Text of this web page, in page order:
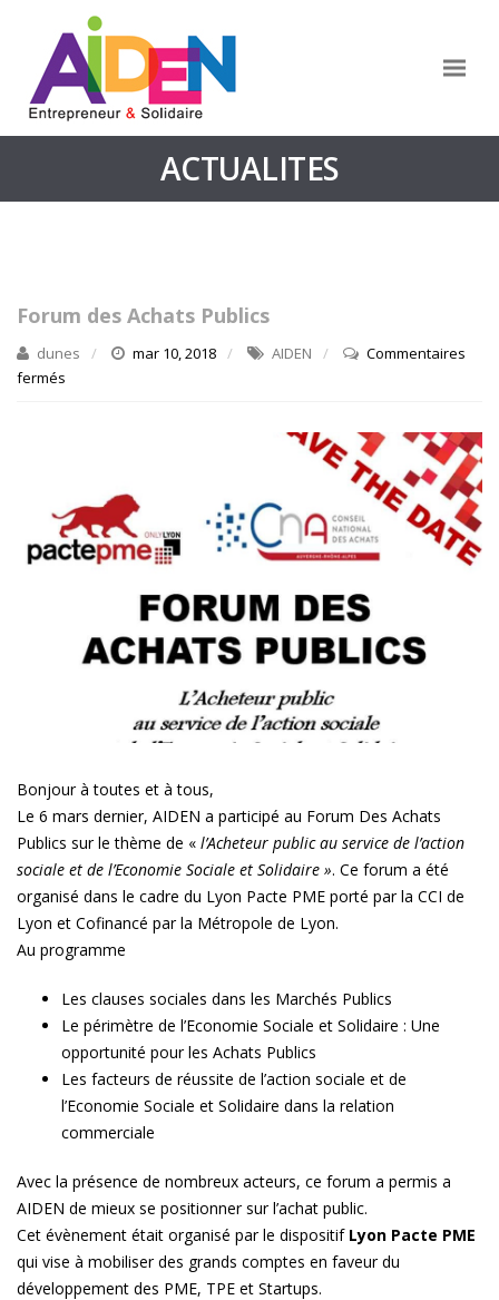
ACTUALITES
Forum des Achats Publics
dunes mar 10, 2018 AIDEN
Commentaires
fermés
Bonjour à toutes et à tous,
Le 6 mars dernier, AIDEN a participé au Forum Des Achats
Publics sur le thème de « l’Acheteur public au service de l’action
sociale et de l’Economie Sociale et Solidaire ». Ce forum a été
organisé dans le cadre du Lyon Pacte PME porté par la CCI de
Lyon et Cofinancé par la Métropole de Lyon.
Au programme
Les clauses sociales dans les Marchés Publics
Le périmètre de l’Economie Sociale et Solidaire : Une
opportunité pour les Achats Publics
Les facteurs de réussite de l’action sociale et de
l’Economie Sociale et Solidaire dans la relation
commerciale
Avec la présence de nombreux acteurs, ce forum a permis a
AIDEN de mieux se positionner sur l’achat public.
Cet évènement était organisé par le dispositif Lyon Pacte PME
qui vise à mobiliser des grands comptes en faveur du
développement des PME, TPE et Startups.